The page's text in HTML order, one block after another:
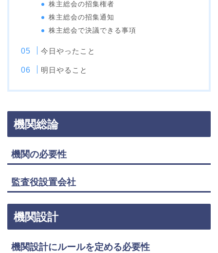
株主総会の招集権者
株主総会の招集通知
株主総会で決議できる事項
今日やったこと
明日やること
機関総論
機関の必要性
監査役設置会社
機関設計
機関設計にルールを定める必要性